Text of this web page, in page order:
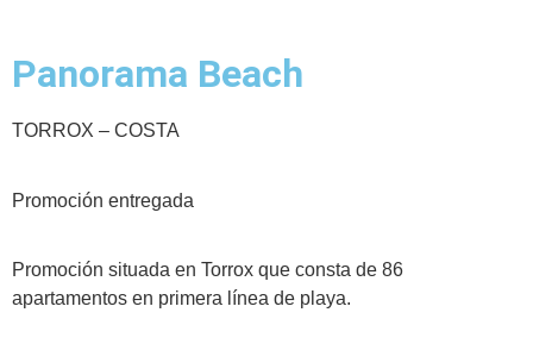
Panorama Beach
TORROX – COSTA
Promoción entregada
Promoción situada en Torrox que consta de 86
apartamentos en primera línea de playa.